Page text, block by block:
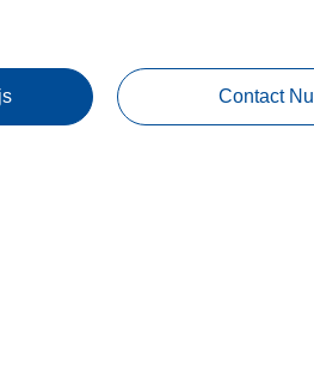
Contact Nu